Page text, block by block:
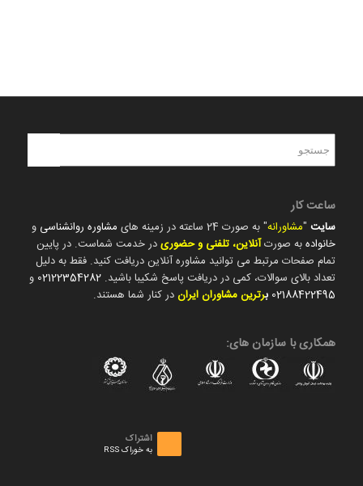
ساعت کار
سایت"مشاورانه" به صورت 24 ساعته در زمینه های مشاوره روانشناسی و
خانوادهبه صورتآنلاین، تلفنی و حضوریدر خدمت شماست. در پایین
تمام صفحات مرتبط می توانید مشاوره آنلاین دریافت کنید. فقط به دلیل
تعداد بالای سوالات، کمی در دریافت پاسخ شکیبا باشید. 02122354282 و
02188422495 برترین مشاوران ایراندر کنار شما هستند.
همکاری با سازمان های:
اشتراک
به خوراک RSS